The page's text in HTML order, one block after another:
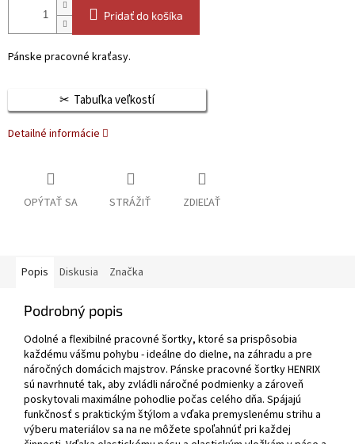
Pridať do košíka
Pánske pracovné kraťasy.
Tabuľka veľkostí
Detailné informácie
OPÝTAŤ SA STRÁŽIŤ ZDIEĽAŤ
Popis Diskusia Značka
Podrobný popis
Odolné a flexibilné pracovné šortky, ktoré sa prispôsobia
každému vášmu pohybu - ideálne do dielne, na záhradu a pre
náročných domácich majstrov. Pánske pracovné šortky HENRIX
sú navrhnuté tak, aby zvládli náročné podmienky a zároveň
poskytovali maximálne pohodlie počas celého dňa. Spájajú
funkčnosť s praktickým štýlom a vďaka premyslenému strihu a
výberu materiálov sa na ne môžete spoľahnúť pri každej